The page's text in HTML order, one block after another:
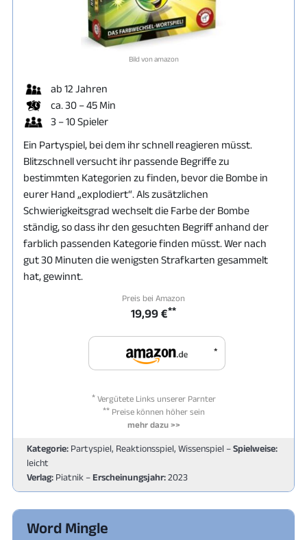
Bild von amazon
ab 12 Jahren
ca. 30 – 45 Min
3 – 10 Spieler
Ein Partyspiel, bei dem ihr schnell reagieren müsst.
Blitzschnell versucht ihr passende Begriffe zu
bestimmten Kategorien zu finden, bevor die Bombe in
eurer Hand „explodiert“. Als zusätzlichen
Schwierigkeitsgrad wechselt die Farbe der Bombe
ständig, so dass ihr den gesuchten Begriff anhand der
farblich passenden Kategorie finden müsst. Wer nach
gut 30 Minuten die wenigsten Strafkarten gesammelt
hat, gewinnt.
Preis bei Amazon
19,99 €**
*
*Vergütete Links unserer Parnter
**Preise können höher sein
mehr dazu >>
Kategorie: Partyspiel, Reaktionsspiel, Wissenspiel –Spielweise:
leicht
Verlag: Piatnik – Erscheinungsjahr:2023
Word Mingle